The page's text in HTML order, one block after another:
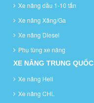
Xe nâng dầu 1-10 tấn
Xe nâng Xăng/Ga
Xe nâng Diesel
Phụ tùng xe nâng
XE NÂNG TRUNG QUỐC
Xe nâng Heli
Xe nâng CHL